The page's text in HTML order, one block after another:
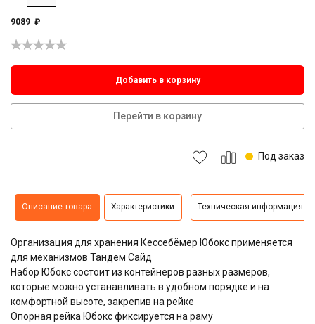
9089 ₽
Добавить в корзину
Перейти в корзину
Под заказ
Описание товара Характеристики Техническая информация
Организация для хранения Кессебёмер Юбокс применяется
для механизмов Тандем Сайд
Набор Юбокс состоит из контейнеров разных размеров,
которые можно устанавливать в удобном порядке и на
комфортной высоте, закрепив на рейке
Опорная рейка Юбокс фиксируется на раму